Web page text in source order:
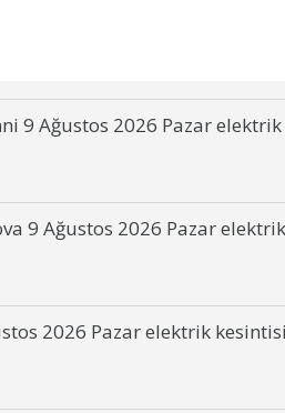
9 Ağustos 2026 Pazar
9 Ağustos 2026 Pazar
2026 Pazar elektrik